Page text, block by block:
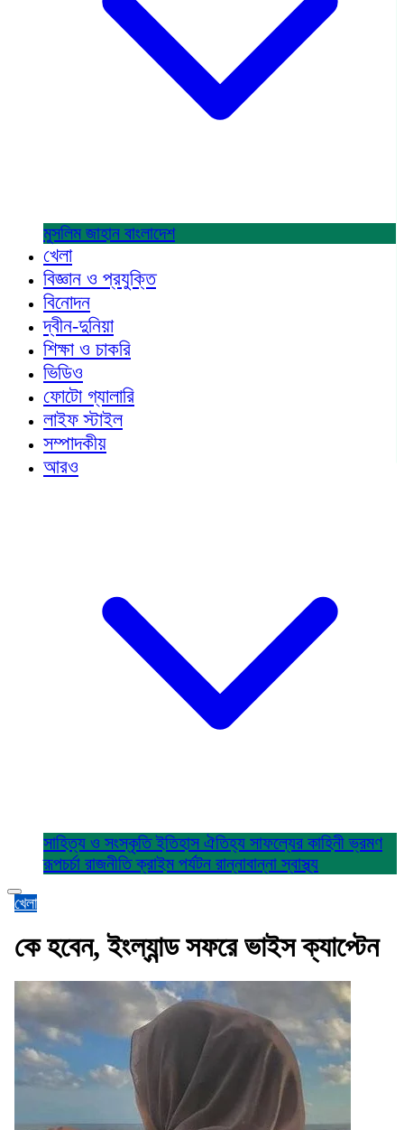
মুসলিম জাহান বাংলাদেশ
খেলা
বিজ্ঞান ও প্রযুক্তি
বিনোদন
দ্বীন-দুনিয়া
শিক্ষা ও চাকরি
ভিডিও
ফোটো গ্যালারি
লাইফ স্টাইল
সম্পাদকীয়
আরও
সাহিত্য ও সংস্কৃতিইতিহাস ঐতিহ্য সাফল্যের কাহিনীভ্রমণ
রূপচর্চা রাজনীতিক্রাইম পর্যটন রান্নাবান্নাস্বাস্থ্য
খেলা
কে হবেন, ইংল্যান্ড সফরে ভাইস ক্যাপ্টেন